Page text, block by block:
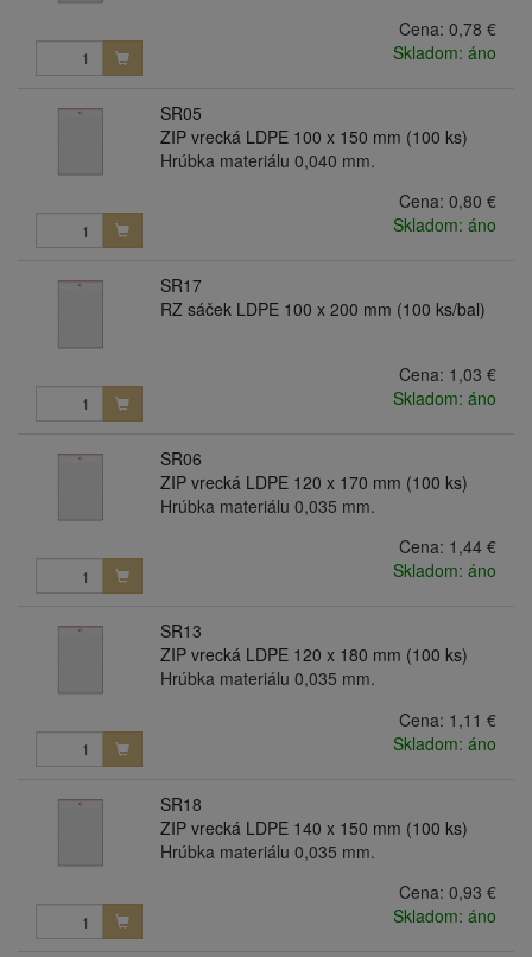
Cena: 0,78 €
Skladom: áno
SR05
ZIP vrecká LDPE 100 x 150 mm (100 ks)
Hrúbka materiálu 0,040 mm.
Cena: 0,80 €
Skladom: áno
SR17
RZ sáček LDPE 100 x 200 mm (100 ks/bal)
Cena: 1,03 €
Skladom: áno
SR06
ZIP vrecká LDPE 120 x 170 mm (100 ks)
Hrúbka materiálu 0,035 mm.
Cena: 1,44 €
Skladom: áno
SR13
ZIP vrecká LDPE 120 x 180 mm (100 ks)
Hrúbka materiálu 0,035 mm.
Cena: 1,11 €
Skladom: áno
SR18
ZIP vrecká LDPE 140 x 150 mm (100 ks)
Hrúbka materiálu 0,035 mm.
Cena: 0,93 €
Skladom: áno